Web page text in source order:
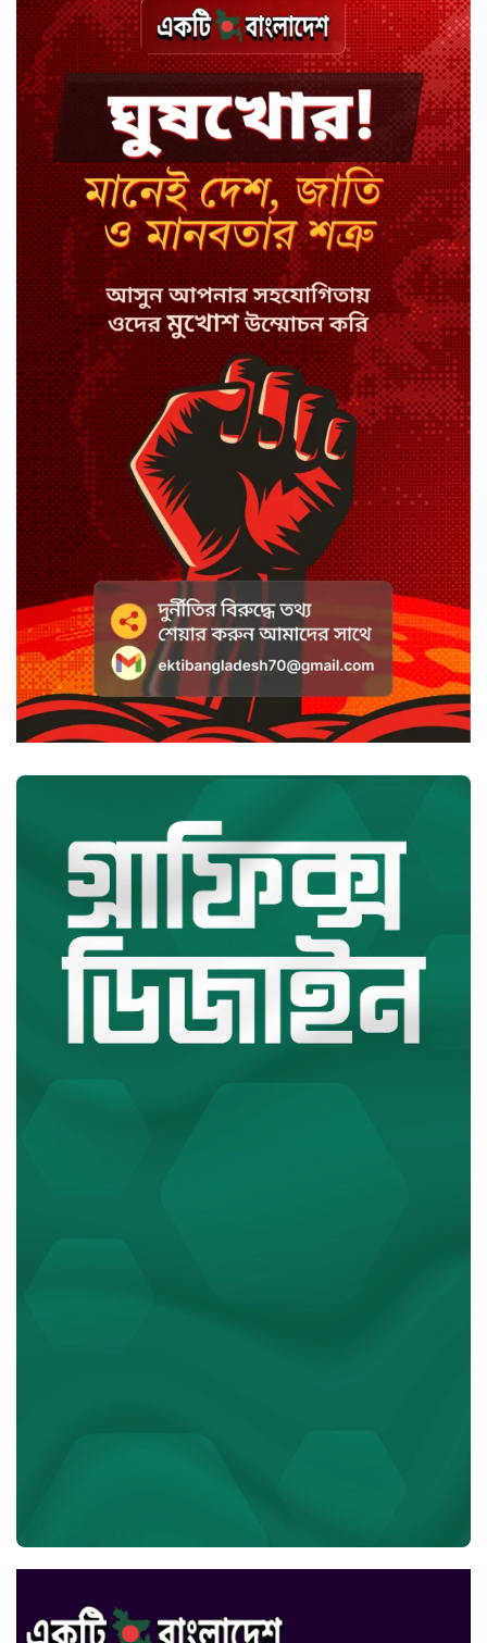
ঢাকায় হালকা বৃষ্টির সম্ভাবনা, বাড়তে
পারে তাপমাত্রা
মন্ত্রী-এমপিদের উপস্থিতিতে ইউএনওর
আইফোন চুরি
সিরাজগঞ্জে বাস ট্রাক দুর্ঘটনা, চালকসহ
নিহত ২
স্পিকারের নামে জাল ডিও, প্রতারণার
অভিযোগে এসিল্যান্ডের বিরুদ্ধে মামলা
সাদা না বাদামি চিনি, কোনটি ভালো?
হাসানের ৪ উইকেটের দিনে ধুঁকছে
বাংলাদেশ